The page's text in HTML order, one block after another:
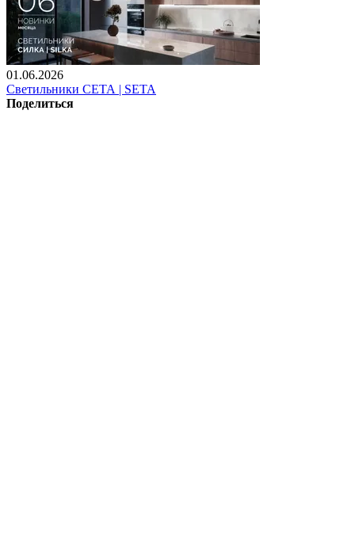
01.06.2026
Светильники СЕТА | SETA
Поделиться